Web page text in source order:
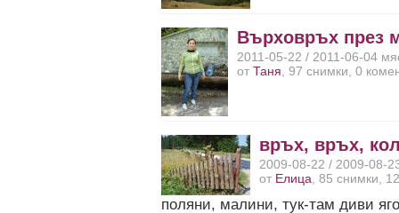
Върховръх през
2011-05-22 / 2011-06-04
отТаня , 97 снимки, 0
връх, връх,
2009-08-22 / 2009-08-
от Елица , 85 снимки,
поляни, малини, тук-там диви